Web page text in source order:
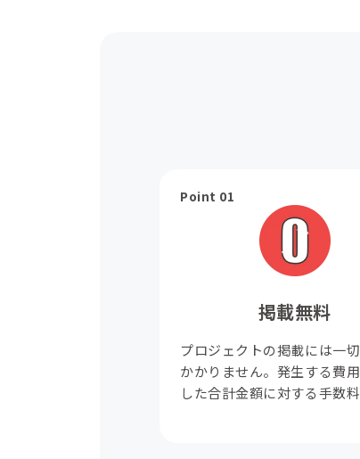
Point 01
掲載無料
プロジェクトの掲載には一
かかりません。発生する費
した合計金額に対する手数料